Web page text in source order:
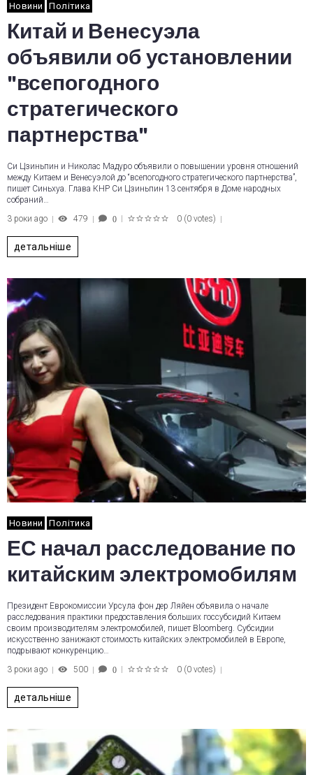
Новини Політика
Китай и Венесуэла
объявили об установлении
"всепогодного
стратегического
партнерства"
Си Цзиньпин и Николас Мадуро объявили о повышении уровня отношений
между Китаем и Венесуэлой до “всепогодного стратегического партнерства”,
пишет Синьхуа. Глава КНР Си Цзиньпин 13 сентября в Доме народных
собраний…
3 роки ago
479 0 0 (0 votes)
детальніше
Новини Політика
ЕС начал расследование по
китайским электромобилям
Президент Еврокомиссии Урсула фон дер Ляйен объявила о начале
расследования практики предоставления больших госсубсидий Китаем
своим производителям электромобилей, пишет Bloomberg. Субсидии
искусственно занижают стоимость китайских электромобилей в Европе,
подрывают конкуренцию…
3 роки ago
500 0 0 (0 votes)
детальніше